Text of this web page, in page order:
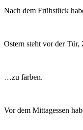
Nach dem Frühstück
Ostern steht vor der
…zu färben.
Vor dem Mittagessen